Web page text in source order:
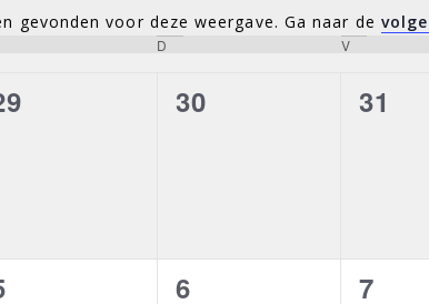
Bericht
gevonden voor deze weergave. Ga naar de
D Vvrijdag
0
30
0
31
0
6
0
7